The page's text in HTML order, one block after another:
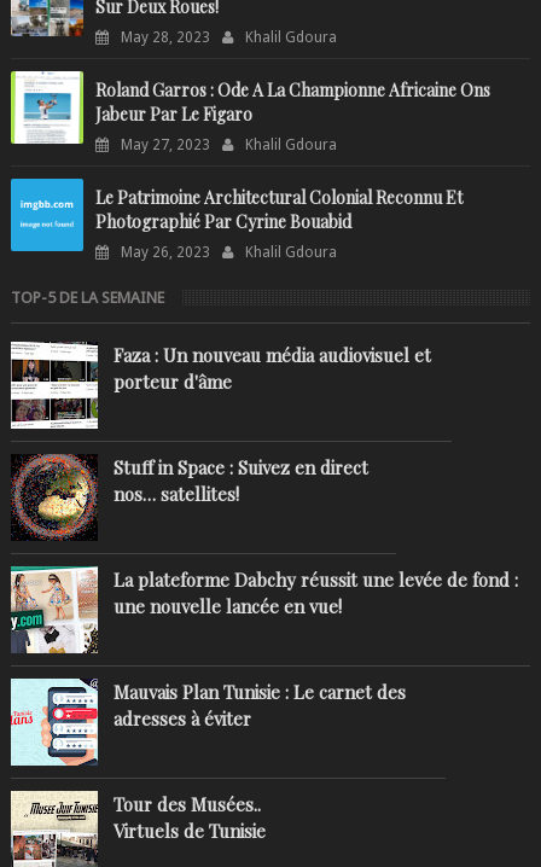
Sur Deux Roues!
May 28, 2023 Khalil Gdoura
Roland Garros : Ode A La Championne Africaine Ons
Jabeur Par Le Figaro
May 27, 2023 Khalil Gdoura
Le Patrimoine Architectural Colonial Reconnu Et
Photographié Par Cyrine Bouabid
May 26, 2023 Khalil Gdoura
TOP-5 DE LA SEMAINE
Faza : Un nouveau média audiovisuel et
porteur d'âme
Stuff in Space : Suivez en direct
nos… satellites!
La plateforme Dabchy réussit une levée de fond :
une nouvelle lancée en vue!
Mauvais Plan Tunisie : Le carnet des
adresses à éviter
Tour des Musées..
Virtuels de Tunisie